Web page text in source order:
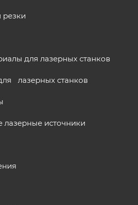
резки
для лазерных станков
лазерных станков
источники